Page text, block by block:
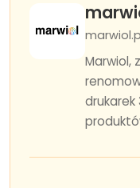
Marwiol,
drukarek